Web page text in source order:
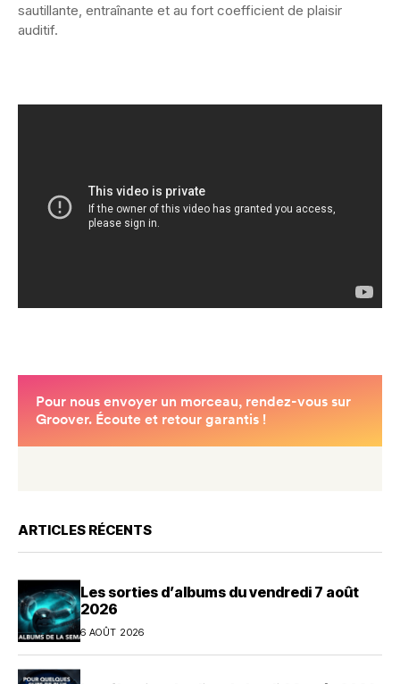
sautillante, entraînante et au fort coefficient de plaisir
auditif.
ARTICLES RÉCENTS
Les sorties d’albums du vendredi 7 août
2026
6 AOÛT 2026